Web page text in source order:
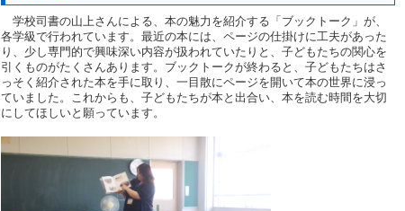
学校司書の山上さんによる、本の魅力を紹介する「ブックトーク」が、
各学級で行われています。最近の本には、ページの仕掛けに工夫があった
り、少し専門的で興味深い内容が扱われていたりと、子どもたちの関心を
引くものがたくさんあります。ブックトークが終わると、子どもたちはさ
っそく紹介された本を手に取り、一目散にページを開いて本の世界に浸っ
ていました。これからも、子どもたちが本と出合い、本を読む時間を大切
にしてほしいと願っています。